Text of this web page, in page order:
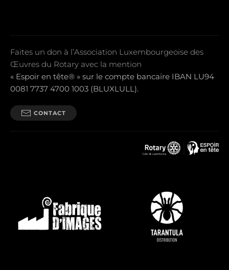
Faites un don à l’Association Luxembourgeoise des
Œuvres du Rotary avec la mention
« Espoir en tête® » sur le compte bancaire IBAN LU94
0081 7737 4700 1003 (BLUXLULL).
CONTACT